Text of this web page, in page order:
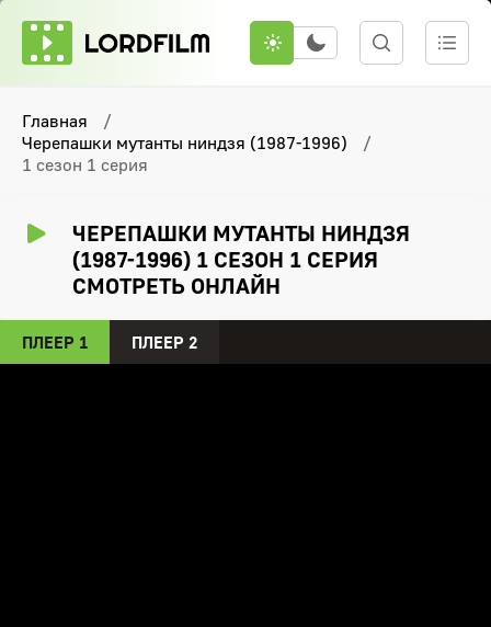
Главная
Черепашки мутанты ниндзя (1987-1996)
1 сезон 1 серия
ЧЕРЕПАШКИ МУТАНТЫ НИНДЗЯ
(1987-1996) 1 СЕЗОН 1 СЕРИЯ
СМОТРЕТЬ ОНЛАЙН
ПЛЕЕР 1 ПЛЕЕР 2